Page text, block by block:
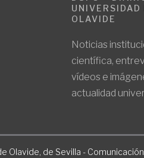
UNIVERSIDAD
OLAVIDE
Noticias
científica,
vídeos e
actualidad
de Sevilla -